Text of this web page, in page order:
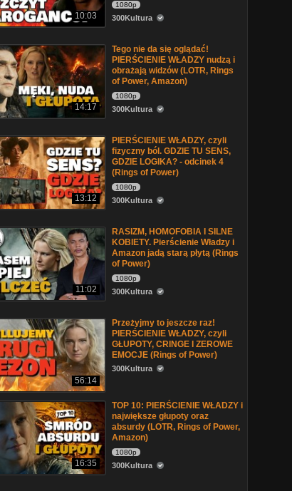
10:03
1080p
300Kultura
14:17
Tego nie da się oglądać!
PIERŚCIENIE WŁADZY nudzą i
obrażają widzów (LOTR, Rings
of Power, Amazon)
1080p
300Kultura
13:12
PIERŚCIENIE WŁADZY, czyli
fizyczny ból. GDZIE TU SENS,
GDZIE LOGIKA? - odcinek 4
(Rings of Power)
1080p
300Kultura
11:02
RASIZM, HOMOFOBIA I SILNE
KOBIETY. Pierścienie Władzy i
Amazon jadą starą płytą (Rings
of Power)
1080p
300Kultura
56:14
Przeżyjmy to jeszcze raz!
PIERŚCIENIE WŁADZY, czyli
GŁUPOTY, CRINGE I ZEROWE
EMOCJE (Rings of Power)
300Kultura
16:35
TOP 10: PIERŚCIENIE WŁADZY i
największe głupoty oraz
absurdy (LOTR, Rings of Power,
Amazon)
1080p
300Kultura